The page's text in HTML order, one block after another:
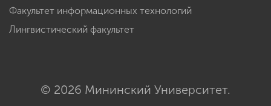
Факультет информационных технологий
Лингвистический факультет
© 2026 Мининский Университет.